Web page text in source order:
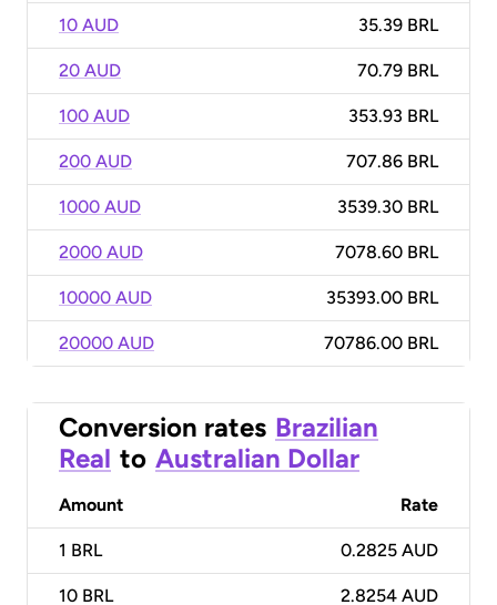
10 AUD 35.39 BRL
20 AUD 70.79 BRL
100 AUD 353.93 BRL
200 AUD 707.86 BRL
1000 AUD 3539.30 BRL
2000 AUD 7078.60 BRL
10000 AUD 35393.00 BRL
20000 AUD 70786.00 BRL
Conversion rates Brazilian
Real to Australian Dollar
Amount Rate
1 BRL 0.2825 AUD
10 BRL 2.8254 AUD